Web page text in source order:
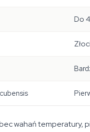
Do 4
wahań temperatury,